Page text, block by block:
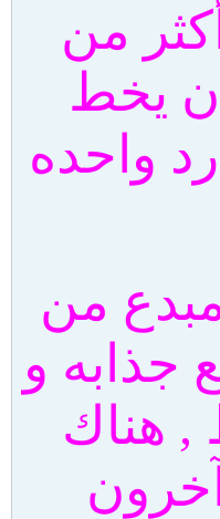
من
يخط
واحده
من
جذابه و
, هناك